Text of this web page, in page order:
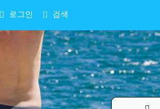
로그인 검색